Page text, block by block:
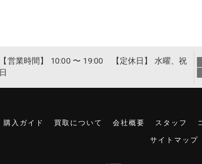
【営業時間】 10:00 〜 19:00 【定休日】 水曜、祝
日
購入ガイド 買取について 会社概要 スタッフ
サイトマップ